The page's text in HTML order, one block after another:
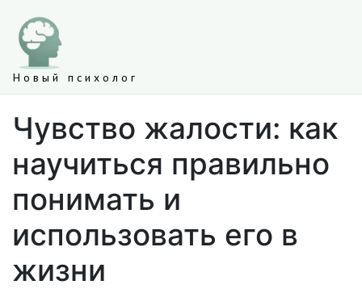
Новый психолог
Чувство жалости: как
научиться правильно
понимать и
использовать его в
жизни